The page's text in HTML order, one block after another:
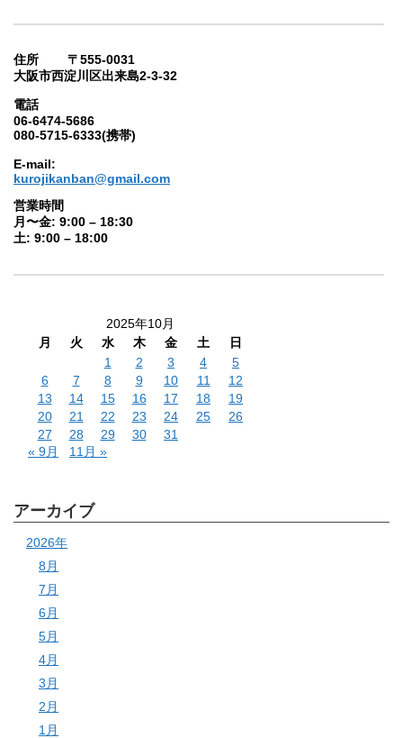
住所 〒555-0031
大阪市西淀川区出来島2-3-32
電話
06-6474-5686
080-5715-6333(携帯)
E-mail:
kurojikanban@gmail.com
営業時間
月〜金: 9:00 – 18:30
土: 9:00 – 18:00
2025年10月
月
火 水 木 金 土
日
1
2 3 4
5
6
7 8 9 10 11
12
13
14 15 16 17 18
19
20
21 22 23 24 25
26
27
28 29 30
31
« 9月
11月 »
アーカイブ
2026年
8月
7月
6月
5月
4月
3月
2月
1月